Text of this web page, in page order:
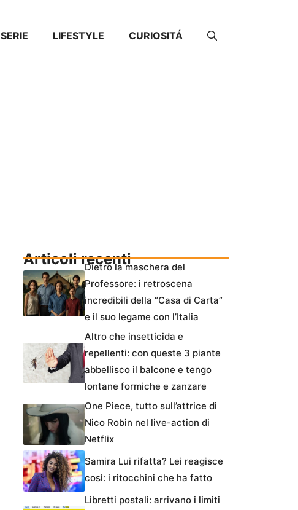
SERIE LIFESTYLE CURIOSITÁ
Articoli recentiDietro la maschera del
Professore: i retroscena
incredibili della “Casa di Carta”
e il suo legame con l’Italia
Altro che insetticida e
repellenti: con queste 3 piante
abbellisco il balcone e tengo
lontane formiche e zanzare
One Piece, tutto sull’attrice di
Nico Robin nel live-action di
Netflix
Samira Lui rifatta? Lei reagisce
così: i ritocchini che ha fatto
Libretti postali: arrivano i limiti